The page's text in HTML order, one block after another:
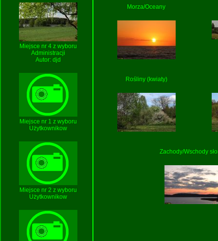
Miejsce nr 4 z wyboru
Administracji
Autor: djd
Miejsce nr 1 z wyboru
Użytkownikow
Miejsce nr 2 z wyboru
Użytkownikow
Morza/Oceany
Rośliny (kwiaty)
Zachody/Wschody